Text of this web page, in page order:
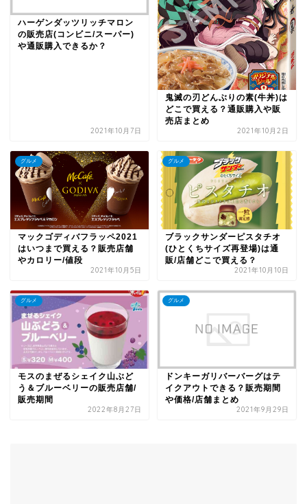
ハーゲンダッツリッチマロン
の販売店(コンビニ/スーパー)
や通販購入できるか？
2021年10月7日
鬼滅の刃どんぶりの素(牛丼)は
どこで買える？通販購入や販
売店まとめ
2021年10月2日
グルメ
マックゴディバフラッペ2021
はいつまで買える？販売店舗
やカロリー/値段
2021年10月5日
グルメ
ブラックサンダーピスタチオ
(ひとくちサイズ再登場)は通
販/店舗どこで買える？
2021年10月10日
グルメ
モスのまぜるシェイク山ぶど
う＆ブルーベリーの販売店舗/
販売期間
2022年8月27日
グルメ
ドンキーガリバーバーグはテ
イクアウトできる？販売期間
や価格/店舗まとめ
2021年9月29日